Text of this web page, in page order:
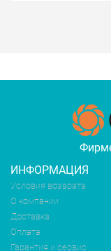
ИНФОРМАЦИЯ
Условия возврата
О компании
Доставка
Оплата
Гарантия и сервис